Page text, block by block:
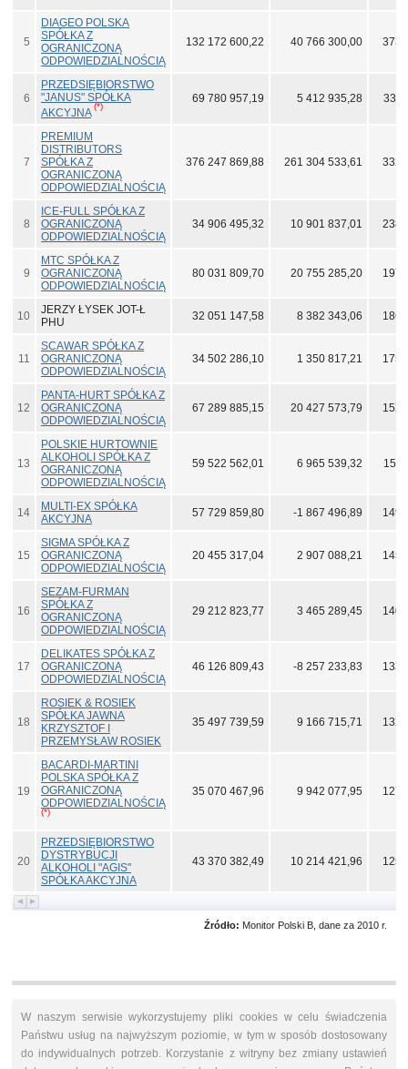
5
DIAGEO POLSKA
SPÓŁKA Z
OGRANICZONĄ
ODPOWIEDZIALNOŚCIĄ
132 172 600,22 40 766 300,00 373
6
PRZEDSIĘBIORSTWO
"JANUS" SPÓŁKA
AKCYJNA
(*)
69 780 957,19 5 412 935,28 335
7
PREMIUM
DISTRIBUTORS
SPÓŁKA Z
OGRANICZONĄ
ODPOWIEDZIALNOŚCIĄ
376 247 869,88 261 304 533,61 332
8
ICE-FULL SPÓŁKA Z
OGRANICZONĄ
ODPOWIEDZIALNOŚCIĄ
34 906 495,32 10 901 837,01 238
9
MTC SPÓŁKA Z
OGRANICZONĄ
ODPOWIEDZIALNOŚCIĄ
80 031 809,70 20 755 285,20 197
10
JERZY ŁYSEK JOT-Ł
PHU
32 051 147,58 8 382 343,06 186
11
SCAWAR SPÓŁKA Z
OGRANICZONĄ
ODPOWIEDZIALNOŚCIĄ
34 502 286,10 1 350 817,21 175
12
PANTA-HURT SPÓŁKA Z
OGRANICZONĄ
ODPOWIEDZIALNOŚCIĄ
67 289 885,15 20 427 573,79 152
13
POLSKIE HURTOWNIE
ALKOHOLI SPÓŁKA Z
OGRANICZONĄ
ODPOWIEDZIALNOŚCIĄ
59 522 562,01 6 965 539,32 151
14
MULTI-EX SPÓŁKA
AKCYJNA
57 729 859,80 -1 867 496,89 149
15
SIGMA SPÓŁKA Z
OGRANICZONĄ
ODPOWIEDZIALNOŚCIĄ
20 455 317,04 2 907 088,21 145
16
SEZAM-FURMAN
SPÓŁKA Z
OGRANICZONĄ
ODPOWIEDZIALNOŚCIĄ
29 212 823,77 3 465 289,45 140
17
DELIKATES SPÓŁKA Z
OGRANICZONĄ
ODPOWIEDZIALNOŚCIĄ
46 126 809,43 -8 257 233,83 133
18
ROSIEK & ROSIEK
SPÓŁKA JAWNA
KRZYSZTOF I
PRZEMYSŁAW ROSIEK
35 497 739,59 9 166 715,71 132
19
BACARDI-MARTINI
POLSKA SPÓŁKA Z
OGRANICZONĄ
ODPOWIEDZIALNOŚCIĄ
(*)
35 070 467,96 9 942 077,95 127
20
PRZEDSIĘBIORSTWO
DYSTRYBUCJI
ALKOHOLI "AGIS"
SPÓŁKA AKCYJNA
43 370 382,49 10 214 421,96 125
Źródło: Monitor Polski B, dane za 2010 r.
W naszym serwisie wykorzystujemy pliki cookies w celu świadczenia
Państwu usług na najwyższym poziomie, w tym w sposób dostosowany
do indywidualnych potrzeb. Korzystanie z witryny bez zmiany ustawień